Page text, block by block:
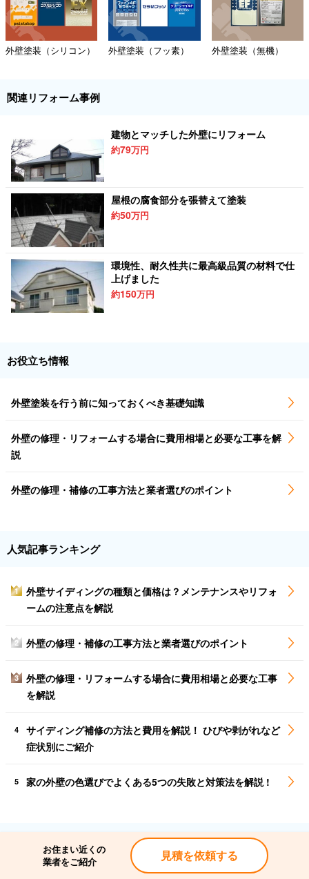
外壁塗装（シリコン） 外壁塗装（フッ素） 外壁塗装（無機）
関連リフォーム事例
建物とマッチした外壁にリフォーム
約79万円
屋根の腐食部分を張替えて塗装
約50万円
環境性、耐久性共に最高級品質の材料で仕
上げました
約150万円
お役立ち情報
外壁塗装を行う前に知っておくべき基礎知識
外壁の修理・リフォームする場合に費用相場と必要な工事を解
説
外壁の修理・補修の工事方法と業者選びのポイント
人気記事ランキング
1
外壁サイディングの種類と価格は？メンテナンスやリフォ
ームの注意点を解説
2 外壁の修理・補修の工事方法と業者選びのポイント
3
外壁の修理・リフォームする場合に費用相場と必要な工事
を解説
4
サイディング補修の方法と費用を解説！ ひびや剥がれなど
症状別にご紹介
5 家の外壁の色選びでよくある5つの失敗と対策法を解説 !
都道府県から近くの業者を探す
お住まい近くの
業者をご紹介
見積を依頼する